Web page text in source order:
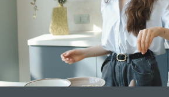
чтобы помочь
креативным
специалистам
разобраться в сфере